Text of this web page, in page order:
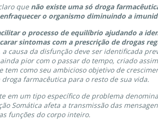
que não existe uma só droga
o organismo diminuindo a
o processo de equilíbrio ajudando a
sintomas com a prescrição de drogas
causa da disfunção deve ser identificada
pior com o passar do tempo, criado
como seu ambicioso objetivo de
farmacêutica para o resto de sua vida.
em um tipo específico de problema
Somática afeta a transmissão das
funções do corpo inteiro.